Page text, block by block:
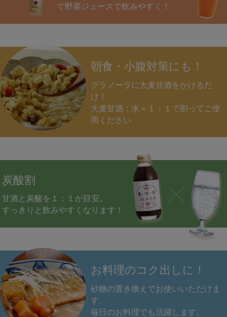
で野菜ジュースで飲みやすく！
朝食・小腹対策にも！
グラノーラに大麦甘酒をかけるだ
け！
大麦甘酒：水＝１：１で割ってご使
用ください
炭酸割
甘酒と炭酸を１：１が目安。
すっきりと飲みやすくなります！
お料理のコク出しに！
砂糖の置き換えでお使いいただけま
す。
毎日のお料理でも活躍します。